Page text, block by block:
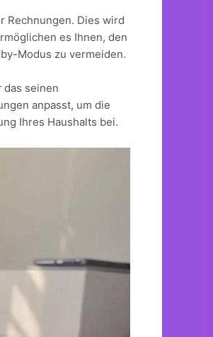
Rechnungen. Dies wird
es Ihnen, den
Modus zu vermeiden.
das seinen
anpasst, um die
Ihres Haushalts bei.